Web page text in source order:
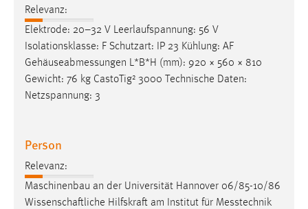
Relevanz:
Elektrode: 20–32 V Leerlaufspannung: 56 V
Isolationsklasse: F Schutzart: IP 23 Kühlung: AF
Gehäuseabmessungen L*B*H (mm): 920 × 560 × 810
Gewicht: 76 kg CastoTig² 3000 Technische Daten:
Netzspannung: 3
Person
Relevanz:
Maschinenbau an der Universität Hannover 06/85-10/86
Wissenschaftliche Hilfskraft am Institut für Messtechnik